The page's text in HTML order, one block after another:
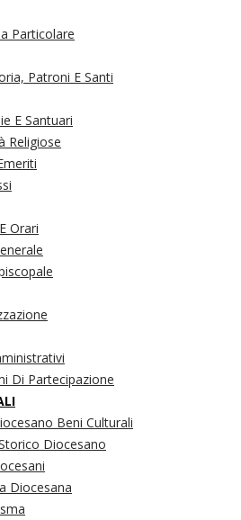
Particolare
Patroni E Santi
E Santuari
Religiose
Orari
Di Partecipazione
Beni Culturali
Diocesano
Diocesana